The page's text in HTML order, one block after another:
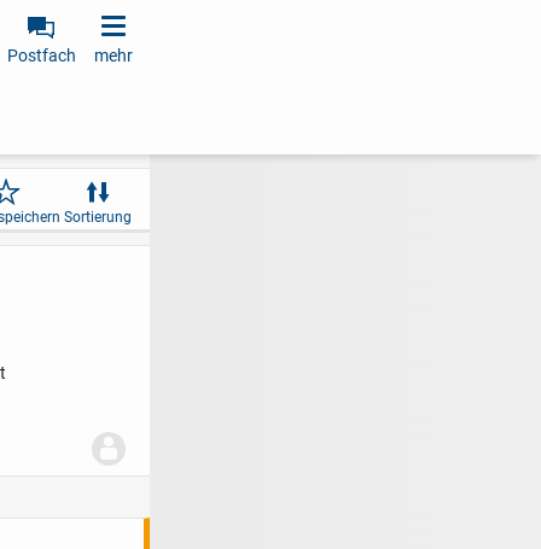
Postfach mehr
Sortierung